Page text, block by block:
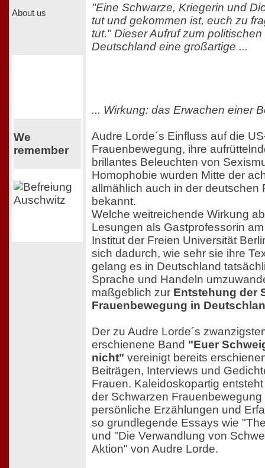
About us
We
remember
"Eine Schwarze, Kriegerin und
tut und gekommen ist, euch zu
tut." Dieser Aufruf zum
Deutschland eine großartige ...
... Wirkung: das Erwachen einer
Audre Lorde´s Einfluss auf die
Frauenbewegung, ihre
brillantes Beleuchten von
Homophobie wurden Mitte der
allmählich auch in der deutschen
bekannt.
Welche weitreichende Wirkung
Lesungen als Gastprofessorin
Institut der Freien Universität
sich dadurch, wie sehr sie ihre
gelang es in Deutschland
Sprache und Handeln
maßgeblich zur Entstehung der
Frauenbewegung in
Der zu Audre Lorde´s
erschienene Band "Euer
nicht" vereinigt bereits
Beiträgen, Interviews und
Frauen. Kaleidoskopartig
der Schwarzen
persönliche Erzählungen und
so grundlegende Essays wie
und "Die Verwandlung von
Aktion" von Audre Lorde.